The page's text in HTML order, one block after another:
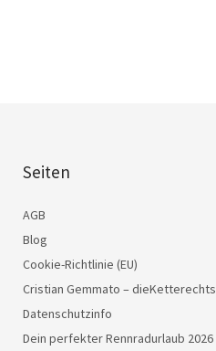
Seiten
AGB
Blog
Cookie-Richtlinie (EU)
Cristian Gemmato – dieKetterechts
Datenschutzinfo
Dein perfekter Rennradurlaub 2026